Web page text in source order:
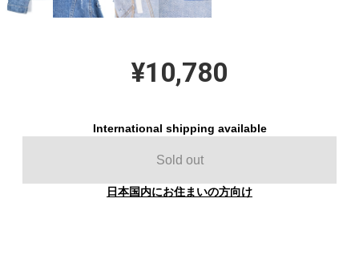
¥10,780
International shipping available
Sold out
日本国内にお住まいの方向け